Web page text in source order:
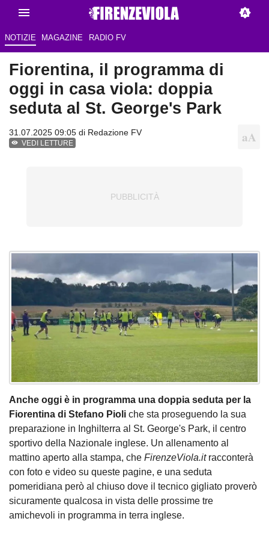
NOTIZIE MAGAZINE RADIO FV
Fiorentina, il programma di
oggi in casa viola: doppia
seduta al St. George's Park
31.07.2025 09:05 di Redazione FV
VEDI LETTURE
Anche oggi è in programma una doppia seduta per la
Fiorentina di Stefano Pioli che sta proseguendo la sua
preparazione in Inghilterra al St. George's Park, il centro
sportivo della Nazionale inglese. Un allenamento al
mattino aperto alla stampa, che FirenzeViola.itracconterà
con foto e video su queste pagine, e una seduta
pomeridiana però al chiuso dove il tecnico gigliato proverò
sicuramente qualcosa in vista delle prossime tre
amichevoli in programma in terra inglese.